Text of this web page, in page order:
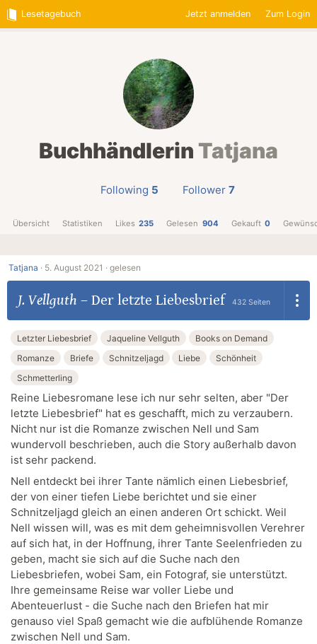
Lesetagebuch Jetzt anmelden Zum Login
Buchhändlerin Tatjana
Following 5 Follower 7
Übersicht Statistiken Likes 235 Gelesen 904 Gekauft 0
Tatjana · 5. August 2021 · gelesen
J. Vellguth – Der letzte Liebesbrief 432 Seiten
Letzter Liebesbrief Jaqueline Vellguth
Books on Demand
Romanze
Briefe Schnitzeljagd Liebe
Schönheit
Schmetterling
Reine Liebesromane lese ich nur sehr selten, aber "Der
letzte Liebesbrief" hat es geschafft, mich zu verzaubern.
Nicht nur ist die Romanze zwischen Nell und Sam
wundervoll beschrieben, auch die Story außerhalb davon
ist sehr packend.
Nell entdeckt bei ihrer Tante nämlich einen Liebesbrief,
der von einer tiefen Liebe berichtet und sie einer
Schnitzeljagd gleich an einen anderen Ort schickt. Weil
Nell wissen will, was es mit dem geheimnisvollen Verehrer
auf sich hat, in der Hoffnung, ihrer Tante Seelenfrieden zu
geben, macht sie sich auf die Suche nach den
Liebesbriefen, wobei Sam, ein Fotograf, sie unterstützt.
Ihre gemeinsame Reise war voller Liebe und
Abenteuerlust - die Suche nach den Briefen hat mir
genauso viel Spaß gemacht wie die aufblühende Romanze
zwischen Nell und Sam.